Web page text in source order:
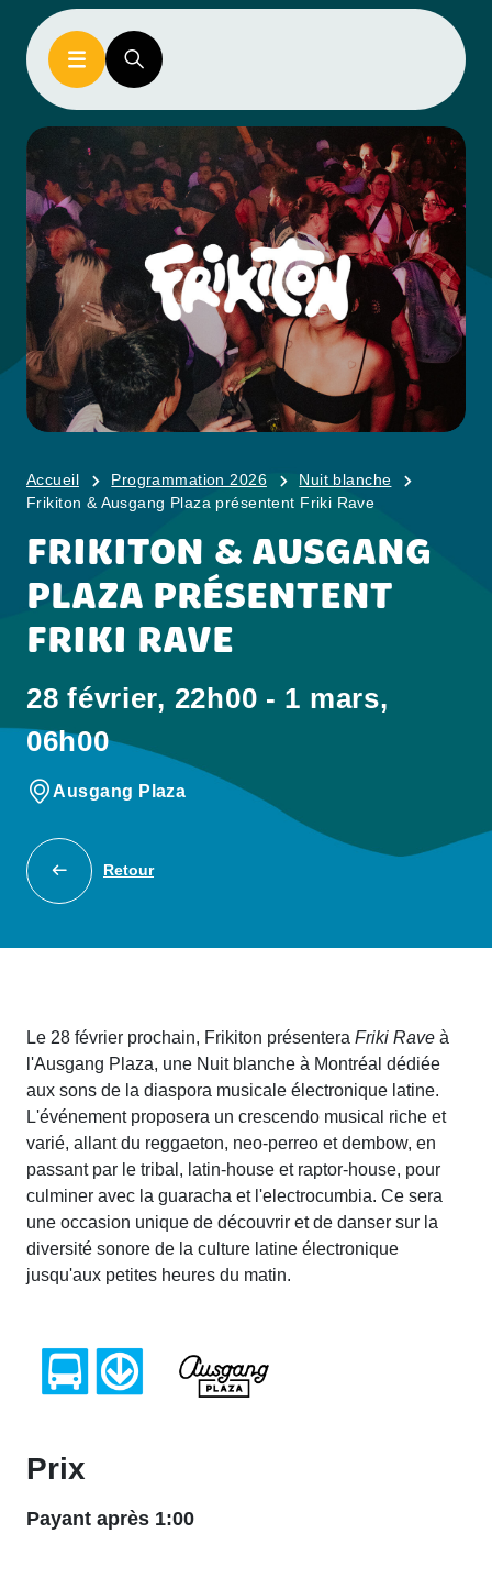
Accueil Programmation 2026
Nuit blanche
Frikiton & Ausgang Plaza présentent Friki Rave
FRIKITON & AUSGANG
PLAZA PRÉSENTENT
FRIKI RAVE
28 février, 22h00 - 1 mars,
06h00
Ausgang Plaza
Retour
Le 28 février prochain, Frikiton présentera Friki Rave à
l'Ausgang Plaza, une Nuit blanche à Montréal dédiée
aux sons de la diaspora musicale électronique latine.
L'événement proposera un crescendo musical riche et
varié, allant du reggaeton, neo-perreo et dembow, en
passant par le tribal, latin-house et raptor-house, pour
culminer avec la guaracha et l'electrocumbia. Ce sera
une occasion unique de découvrir et de danser sur la
diversité sonore de la culture latine électronique
jusqu'aux petites heures du matin.
Prix
Payant après 1:00